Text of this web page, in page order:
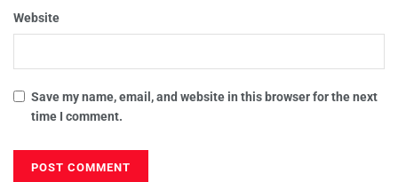
Website
Save my name, email, and website in this browser for the next
time I comment.